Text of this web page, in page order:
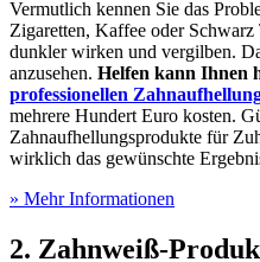
Vermutlich kennen Sie das
Zigaretten, Kaffee oder
dunkler wirken und vergilben.
anzusehen. Helfen kann Ihnen
professionellen
mehrere Hundert Euro kosten.
Zahnaufhellungsprodukte für
wirklich das gewünschte
» Mehr Informationen
2. Zahnweiß-